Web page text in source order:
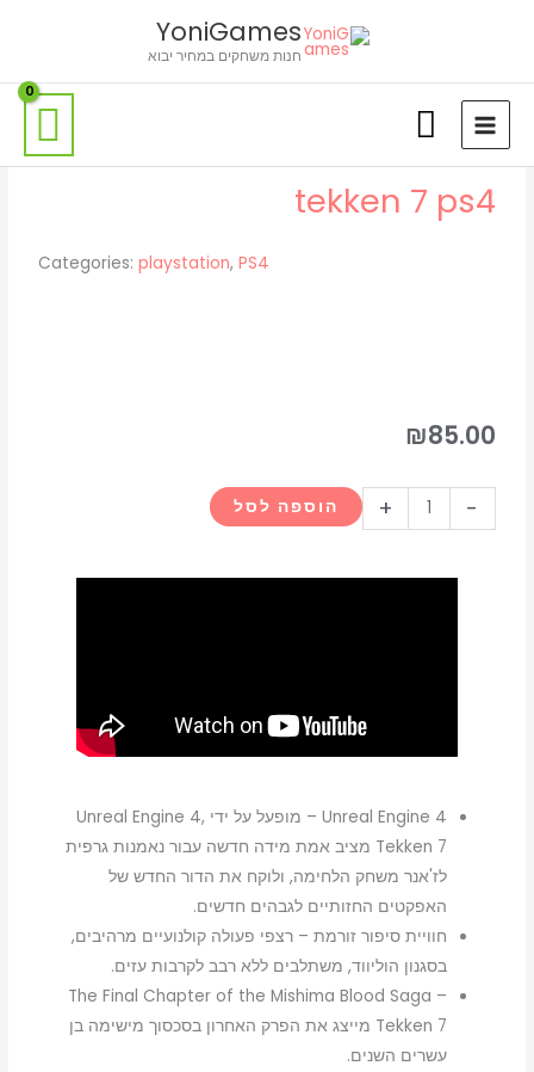
YoniGames
חנות משחקים במחיר יבוא
tekken 7 ps4
Categories: playstation,PS4
₪85.00
-
של
+ הוספה לסל
Unreal Engine 4 – מופעל על ידי Unreal Engine 4,
Tekken 7 מציב אמת מידה חדשה עבור נאמנות גרפית
לז'אנר משחק הלחימה, ולוקח את הדור החדש של
האפקטים החזותיים לגבהים חדשים.
חוויית סיפור זורמת – רצפי פעולה קולנועיים מרהיבים,
בסגנון הוליווד, משתלבים ללא רבב לקרבות עזים.
The Final Chapter of the Mishima Blood Saga –
Tekken 7 מייצג את הפרק האחרון בסכסוך מישימה בן
עשרים השנים.